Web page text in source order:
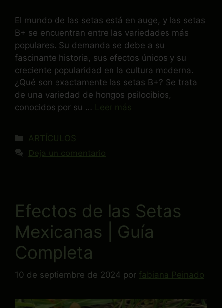
El mundo de las setas está en auge, y las setas
B+ se encuentran entre las variedades más
populares. Su demanda se debe a su
fascinante historia, sus efectos únicos y su
creciente popularidad en la cultura moderna.
¿Qué son exactamente las setas B+? Se trata
de una variedad de hongos psilocibios,
conocidos por su … Leer más
ARTÍCULOS
Deja un comentario
Efectos de las Setas
Mexicanas | Guía
Completa
10 de septiembre de 2024 por fabiana Peinado